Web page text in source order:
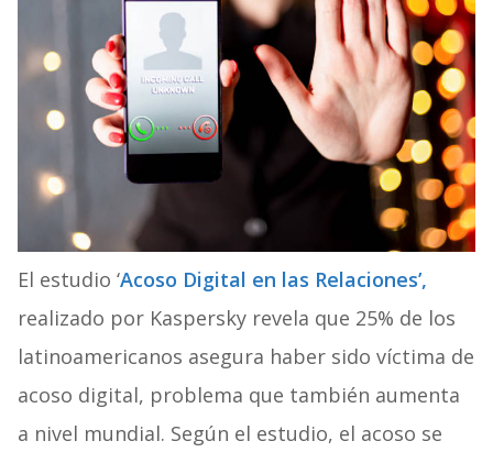
El estudio ‘Acoso Digital en las Relaciones’,
realizado por Kaspersky revela que 25% de los
latinoamericanos asegura haber sido víctima de
acoso digital, problema que también aumenta
a nivel mundial. Según el estudio, el acoso se